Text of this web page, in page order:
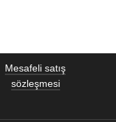
Mesafeli satış
sözleşmesi